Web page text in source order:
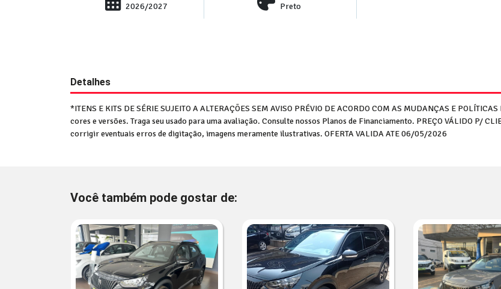
2026/2027 Preto
Detalhes
*ITENS E KITS DE SÉRIE SUJEITO A ALTERAÇÕES SEM AVISO PRÉVIO DE ACORDO COM AS MUDANÇAS E
cores e versões. Traga seu usado para uma avaliação. Consulte nossos Planos de Financiamento. PREÇO VÁLIDO P/
corrigir eventuais erros de digitação, imagens meramente ilustrativas. OFERTA VALIDA ATE 06/05/2026
Você também pode gostar de: